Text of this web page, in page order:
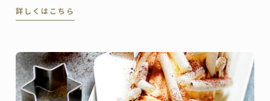
詳しくはこちら